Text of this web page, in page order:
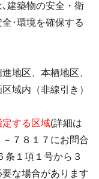
建築物の安全・衛
･環境を確保する
地区、本栖地区、
域内（非線引き）
定する区域(詳細は
７８１７にお問合
条１項１号から３
な場合があります